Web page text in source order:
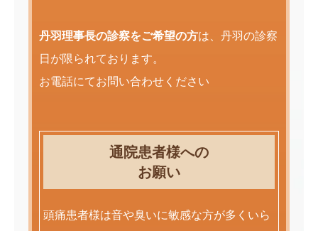
丹羽理事長の診察をご希望の方は、丹羽の診察
日が限られております。
お電話にてお問い合わせください
通院患者様への
お願い
頭痛患者様は音や臭いに敏感な方が多くいら